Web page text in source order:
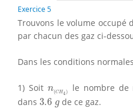
Exercice 5
Trouvons le volume occupé
par chacun des gaz ci-
Dans les conditions
1) Soit n(CH4 )
n 4)
le nombre de
dans 3.6 g
3.6gde ce gaz.